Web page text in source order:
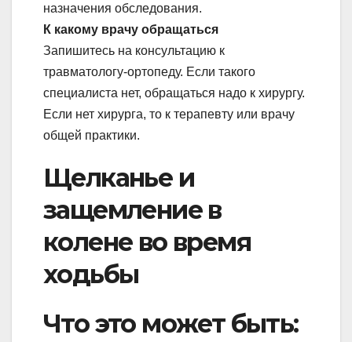
назначения обследования.
К какому врачу обращаться
Запишитесь на консультацию к
травматологу-ортопеду. Если такого
специалиста нет, обращаться надо к хирургу.
Если нет хирурга, то к терапевту или врачу
общей практики.
Щелканье и
защемление в
колене во время
ходьбы
Что это может быть: